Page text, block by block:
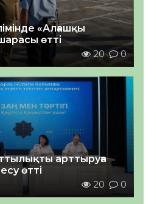
«Алғашқы
өтті
20 0
арттыруға
өтті
20 0